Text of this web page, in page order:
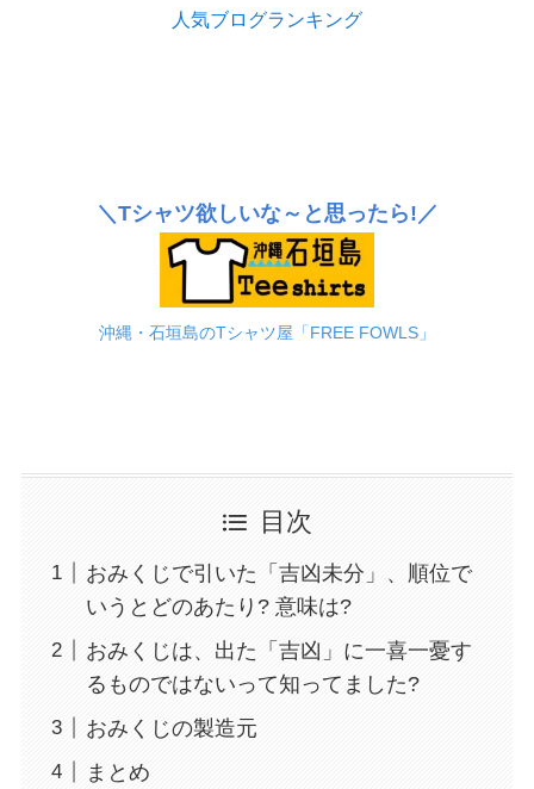
人気ブログランキング
＼Tシャツ欲しいな～と思ったら!／
沖縄・石垣島のTシャツ屋「FREE FOWLS」
目次
おみくじで引いた「吉凶未分」、順位で
いうとどのあたり? 意味は?
おみくじは、出た「吉凶」に一喜一憂す
るものではないって知ってました?
おみくじの製造元
まとめ